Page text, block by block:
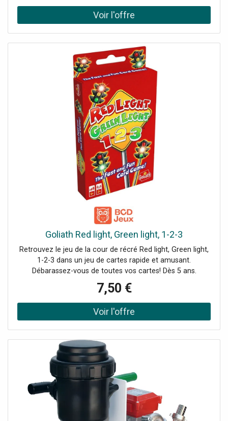
Goliath Red light, Green light, 1-2-3
Retrouvez le jeu de la cour de récré Red light, Green light,
1-2-3 dans un jeu de cartes rapide et amusant.
Débarassez-vous de toutes vos cartes! Dès 5 ans.
7,50 €